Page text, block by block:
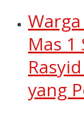
Mas 1
yang